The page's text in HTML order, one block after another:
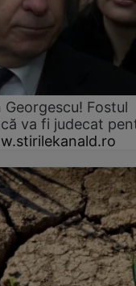
Georgescu! Fostul
va fi judecat